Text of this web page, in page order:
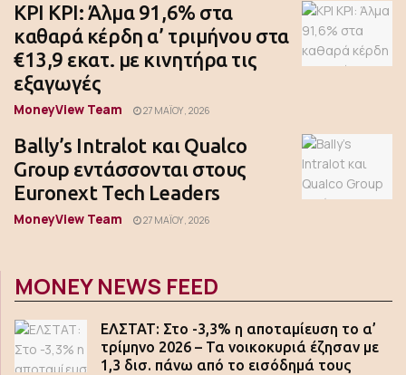
ΚΡΙ ΚΡΙ: Άλμα 91,6% στα
καθαρά κέρδη α’ τριμήνου στα
€13,9 εκατ. με κινητήρα τις
εξαγωγές
MoneyView Team 27 ΜΑΪ́ΟΥ, 2026
Bally’s Intralot και Qualco
Group εντάσσονται στους
Euronext Tech Leaders
MoneyView Team 27 ΜΑΪ́ΟΥ, 2026
MONEY NEWS FEED
ΕΛΣΤΑΤ: Στο -3,3% η αποταμίευση το α’
τρίμηνο 2026 – Τα νοικοκυριά έζησαν με
1,3 δισ. πάνω από το εισόδημά τους